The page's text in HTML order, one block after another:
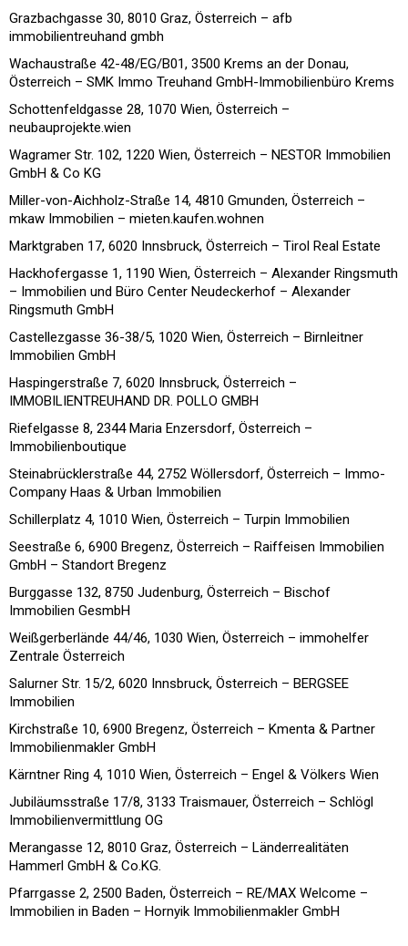
Grazbachgasse 30, 8010 Graz, Österreich – afb
immobilientreuhand gmbh
Wachaustraße 42-48/EG/B01, 3500 Krems an der Donau,
Österreich – SMK Immo Treuhand GmbH-Immobilienbüro Krems
Schottenfeldgasse 28, 1070 Wien, Österreich –
neubauprojekte.wien
Wagramer Str. 102, 1220 Wien, Österreich – NESTOR Immobilien
GmbH & Co KG
Miller-von-Aichholz-Straße 14, 4810 Gmunden, Österreich –
mkaw Immobilien – mieten.kaufen.wohnen
Marktgraben 17, 6020 Innsbruck, Österreich – Tirol Real Estate
Hackhofergasse 1, 1190 Wien, Österreich – Alexander Ringsmuth
– Immobilien und Büro Center Neudeckerhof – Alexander
Ringsmuth GmbH
Castellezgasse 36-38/5, 1020 Wien, Österreich – Birnleitner
Immobilien GmbH
Haspingerstraße 7, 6020 Innsbruck, Österreich –
IMMOBILIENTREUHAND DR. POLLO GMBH
Riefelgasse 8, 2344 Maria Enzersdorf, Österreich –
Immobilienboutique
Steinabrücklerstraße 44, 2752 Wöllersdorf, Österreich – Immo-
Company Haas & Urban Immobilien
Schillerplatz 4, 1010 Wien, Österreich – Turpin Immobilien
Seestraße 6, 6900 Bregenz, Österreich – Raiffeisen Immobilien
GmbH – Standort Bregenz
Burggasse 132, 8750 Judenburg, Österreich – Bischof
Immobilien GesmbH
Weißgerberlände 44/46, 1030 Wien, Österreich – immohelfer
Zentrale Österreich
Salurner Str. 15/2, 6020 Innsbruck, Österreich – BERGSEE
Immobilien
Kirchstraße 10, 6900 Bregenz, Österreich – Kmenta & Partner
Immobilienmakler GmbH
Kärntner Ring 4, 1010 Wien, Österreich – Engel & Völkers Wien
Jubiläumsstraße 17/8, 3133 Traismauer, Österreich – Schlögl
Immobilienvermittlung OG
Merangasse 12, 8010 Graz, Österreich – Länderrealitäten
Hammerl GmbH & Co.KG.
Pfarrgasse 2, 2500 Baden, Österreich – RE/MAX Welcome –
Immobilien in Baden – Hornyik Immobilienmakler GmbH